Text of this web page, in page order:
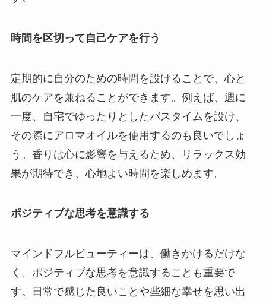
時間を区切って自己ケアを行う
定期的に自分のための時間を設けることで、心と
肌のケアを兼ねることができます。例えば、週に
一度、自宅でゆったりとしたバスタイムを設け、
その際にアロマオイルを使用するのも良いでしょ
う。香りは心に影響を与えるため、リラックス効
果が期待でき、心地よい時間を楽しめます。
ポジティブな思考を意識する
マインドフルビューティーは、働きかけるだけな
く、ポジティブな思考を意識することも重要で
す。日常で感じた良いことや些細な幸せを思い出